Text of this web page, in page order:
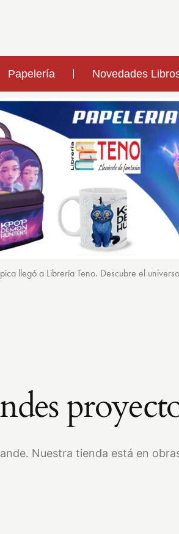
Papelería Novedades
llegó a Librería Teno. Descubre el
Nuestra tienda está en